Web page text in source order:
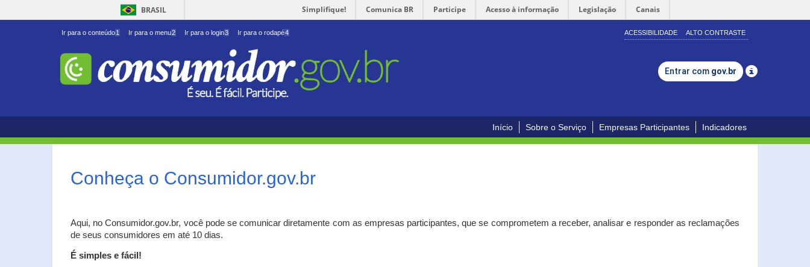
BRASIL Simplifique! Comunica BR Participe Acesso à informação Legislação Canais
Ir para o conteúdo1 Ir para o menu2 Ir para o login3 Ir para o rodapé4 ACESSIBILIDADE ALTO CONTRASTE
Entrar com gov.br
Início Sobre o Serviço Empresas Participantes Indicadores
Conheça o Consumidor.gov.br
Aqui, no Consumidor.gov.br, você pode se comunicar diretamente com as empresas participantes, que se comprometem a receber, analisar e responder as reclamações
de seus consumidores em até 10 dias.
É simples e fácil!